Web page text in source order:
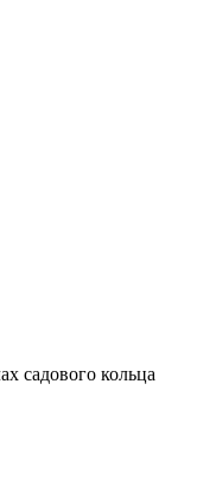
садового кольца